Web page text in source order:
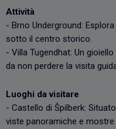
Attività
- Brno Underground:
sotto il centro storico.
- Villa Tugendhat: Un
da non perdere la visita
Luoghi da visitare
- Castello di Špilberk:
viste panoramiche e